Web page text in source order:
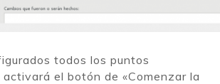
todos los puntos
el botón de «Comenzar la